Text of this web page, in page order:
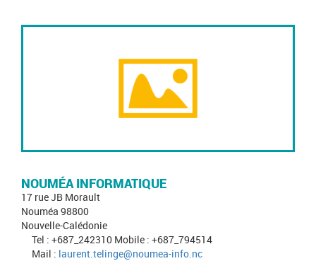
NOUMÉA INFORMATIQUE
17 rue JB Morault
Nouméa 98800
Nouvelle-Calédonie
Tel : +687_242310 Mobile : +687_794514
Mail : laurent.telinge@noumea-info.nc